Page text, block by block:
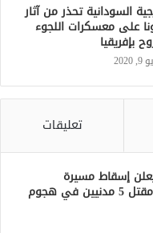
السودانية تحذر من آثار
على معسكرات اللجوء
بإفريقيا
تعليقات
إسقاط مسيرة
استهدفت الدلنج ومقتل 5 مدنيين في هجوم